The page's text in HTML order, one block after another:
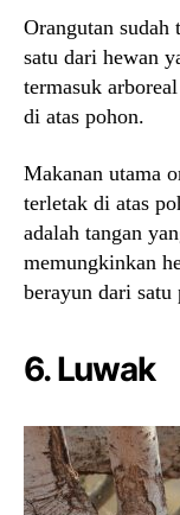
Orangutan sudah
satu dari hewan
termasuk
di atas pohon.
Makanan utama
terletak di atas
adalah tangan
memungkinkan
berayun dari
6. Luwak